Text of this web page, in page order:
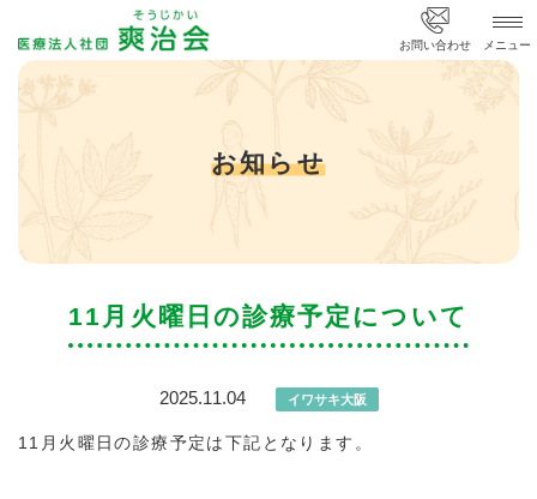
メニュー
お問い合わせ
お知らせ
11月火曜日の診療予定について
2025.11.04 イワサキ大阪
11月火曜日の診療予定は下記となります。